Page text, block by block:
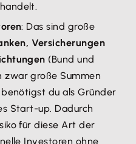
: Das sind große
Versicherungen
(Bund und
zwar große Summen
du als Gründer
Start-up. Dadurch
für diese Art der
Investoren ohne